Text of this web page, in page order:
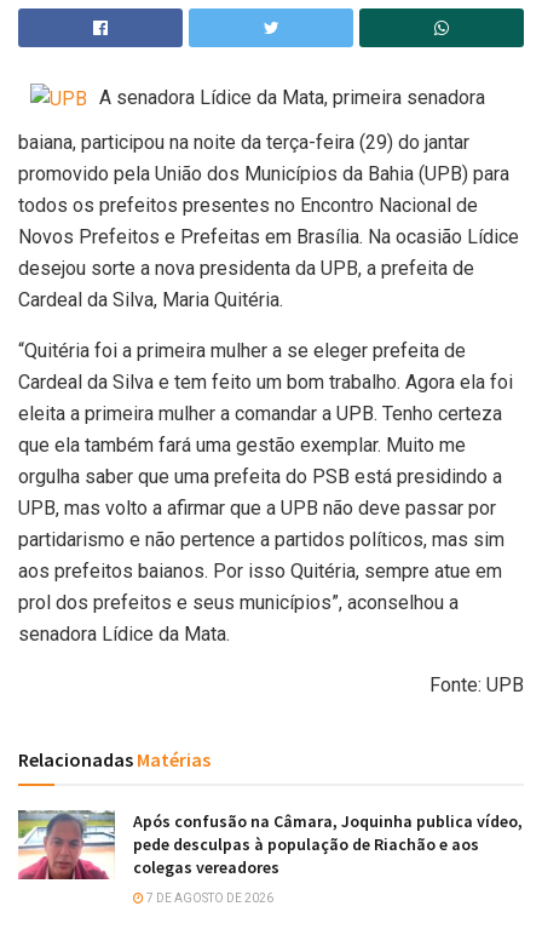
A senadora Lídice da Mata, primeira senadora
baiana, participou na noite da terça-feira (29) do jantar
promovido pela União dos Municípios da Bahia (UPB) para
todos os prefeitos presentes no Encontro Nacional de
Novos Prefeitos e Prefeitas em Brasília. Na ocasião Lídice
desejou sorte a nova presidenta da UPB, a prefeita de
Cardeal da Silva, Maria Quitéria.
“Quitéria foi a primeira mulher a se eleger prefeita de
Cardeal da Silva e tem feito um bom trabalho. Agora ela foi
eleita a primeira mulher a comandar a UPB. Tenho certeza
que ela também fará uma gestão exemplar. Muito me
orgulha saber que uma prefeita do PSB está presidindo a
UPB, mas volto a afirmar que a UPB não deve passar por
partidarismo e não pertence a partidos políticos, mas sim
aos prefeitos baianos. Por isso Quitéria, sempre atue em
prol dos prefeitos e seus municípios”, aconselhou a
senadora Lídice da Mata.
Fonte: UPB
Relacionadas Matérias
Após confusão na Câmara, Joquinha publica vídeo,
pede desculpas à população de Riachão e aos
colegas vereadores
7 DE AGOSTO DE 2026